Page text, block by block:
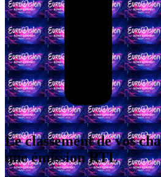
Le classement de vos
une émission RTL